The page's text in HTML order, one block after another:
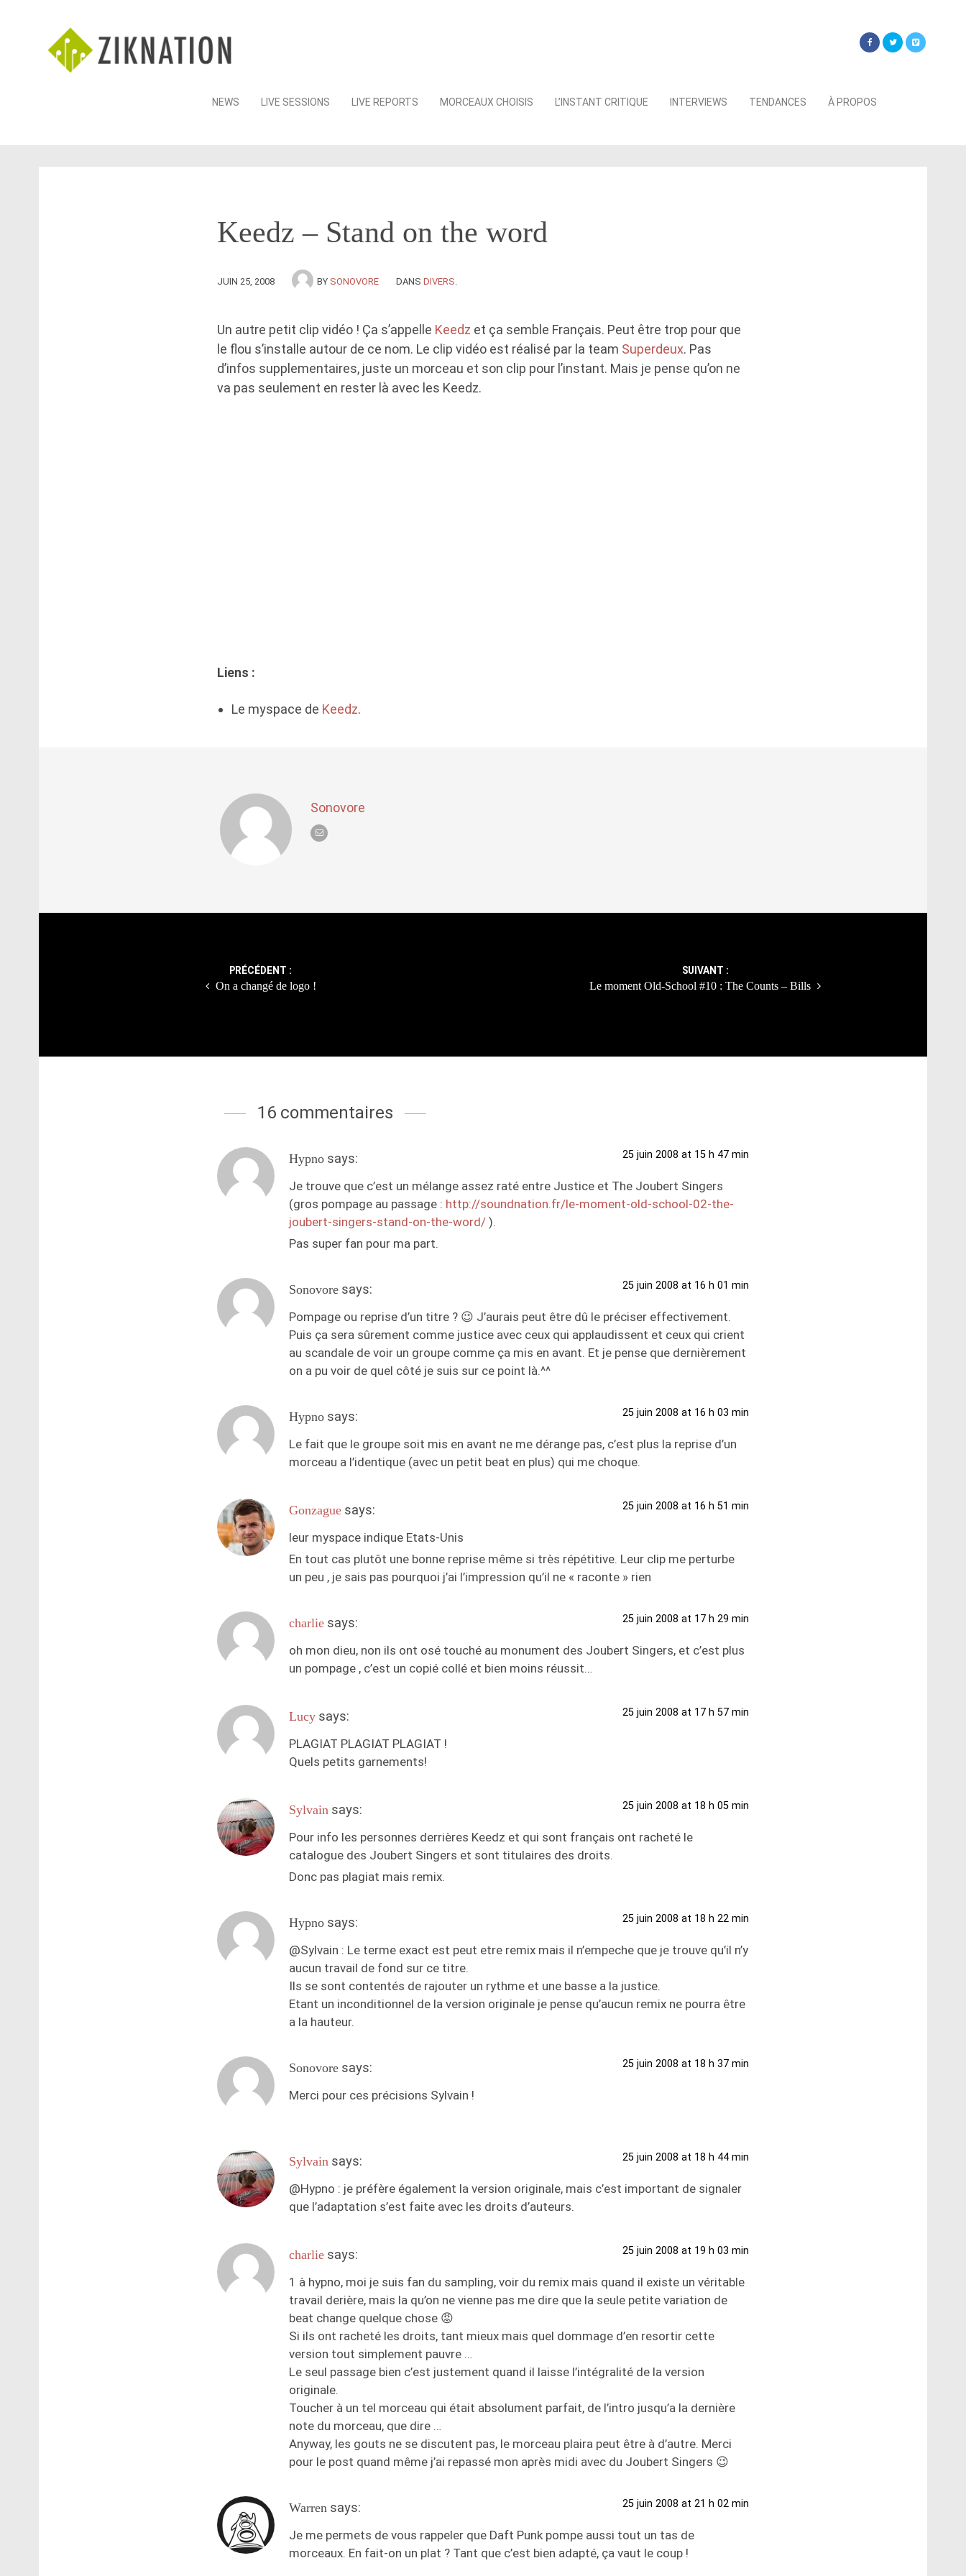
Skip
NEWS LIVE SESSIONS LIVE REPORTS MORCEAUX CHOISIS L’INSTANT CRITIQUE INTERVIEWS TENDANCES À PROPOS
Keedz – Stand on the word
JUIN 25, 2008 BY SONOVORE DANS DIVERS
Un autre petit clip vidéo ! Ça s’appelle Keedz et ça semble Français. Peut être trop pour que
le flou s’installe autour de ce nom. Le clip vidéo est réalisé par la team Superdeux. Pas
d’infos supplementaires, juste un morceau et son clip pour l’instant. Mais je pense qu’on ne
va pas seulement en rester là avec les Keedz.
Liens :
Le myspace de Keedz.
Sonovore
PRÉCÉDENT :
On a changé de logo !
SUIVANT :
Le moment Old-School #10 : The Counts – Bills
16 commentaires
Hypno says: 25 juin 2008 at 15 h 47 min
Je trouve que c’est un mélange assez raté entre Justice et The Joubert Singers
(gros pompage au passage : http://soundnation.fr/le-moment-old-school-02-the-
joubert-singers-stand-on-the-word/ ).
Pas super fan pour ma part.
Sonovore says: 25 juin 2008 at 16 h 01 min
Pompage ou reprise d’un titre ? 😉 J’aurais peut être dû le préciser effectivement.
Puis ça sera sûrement comme justice avec ceux qui applaudissent et ceux qui crient
au scandale de voir un groupe comme ça mis en avant. Et je pense que dernièrement
on a pu voir de quel côté je suis sur ce point là.^^
Hypno says: 25 juin 2008 at 16 h 03 min
Le fait que le groupe soit mis en avant ne me dérange pas, c’est plus la reprise d’un
morceau a l’identique (avec un petit beat en plus) qui me choque.
Gonzague says: 25 juin 2008 at 16 h 51 min
leur myspace indique Etats-Unis
En tout cas plutôt une bonne reprise même si très répétitive. Leur clip me perturbe
un peu , je sais pas pourquoi j’ai l’impression qu’il ne « raconte » rien
charlie says: 25 juin 2008 at 17 h 29 min
oh mon dieu, non ils ont osé touché au monument des Joubert Singers, et c’est plus
un pompage , c’est un copié collé et bien moins réussit…
Lucy says: 25 juin 2008 at 17 h 57 min
PLAGIAT PLAGIAT PLAGIAT !
Quels petits garnements!
Sylvain says: 25 juin 2008 at 18 h 05 min
Pour info les personnes derrières Keedz et qui sont français ont racheté le
catalogue des Joubert Singers et sont titulaires des droits.
Donc pas plagiat mais remix.
Hypno says: 25 juin 2008 at 18 h 22 min
@Sylvain : Le terme exact est peut etre remix mais il n’empeche que je trouve qu’il n’y
aucun travail de fond sur ce titre.
Ils se sont contentés de rajouter un rythme et une basse a la justice.
Etant un inconditionnel de la version originale je pense qu’aucun remix ne pourra être
a la hauteur.
Sonovore says: 25 juin 2008 at 18 h 37 min
Merci pour ces précisions Sylvain !
Sylvain says: 25 juin 2008 at 18 h 44 min
@Hypno : je préfère également la version originale, mais c’est important de signaler
que l’adaptation s’est faite avec les droits d’auteurs.
charlie says: 25 juin 2008 at 19 h 03 min
1 à hypno, moi je suis fan du sampling, voir du remix mais quand il existe un véritable
travail derière, mais la qu’on ne vienne pas me dire que la seule petite variation de
beat change quelque chose 😡
Si ils ont racheté les droits, tant mieux mais quel dommage d’en resortir cette
version tout simplement pauvre …
Le seul passage bien c’est justement quand il laisse l’intégralité de la version
originale.
Toucher à un tel morceau qui était absolument parfait, de l’intro jusqu’a la dernière
note du morceau, que dire …
Anyway, les gouts ne se discutent pas, le morceau plaira peut être à d’autre. Merci
pour le post quand même j’ai repassé mon après midi avec du Joubert Singers 😉
Warren says: 25 juin 2008 at 21 h 02 min
Je me permets de vous rappeler que Daft Punk pompe aussi tout un tas de
morceaux. En fait-on un plat ? Tant que c’est bien adapté, ça vaut le coup !